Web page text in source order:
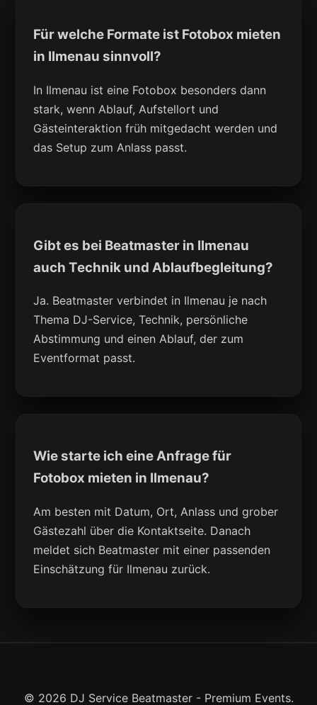
Für welche Formate ist Fotobox mieten
in Ilmenau sinnvoll?
In Ilmenau ist eine Fotobox besonders dann
stark, wenn Ablauf, Aufstellort und
Gästeinteraktion früh mitgedacht werden und
das Setup zum Anlass passt.
Gibt es bei Beatmaster in Ilmenau
auch Technik und Ablaufbegleitung?
Ja. Beatmaster verbindet in Ilmenau je nach
Thema DJ-Service, Technik, persönliche
Abstimmung und einen Ablauf, der zum
Eventformat passt.
Wie starte ich eine Anfrage für
Fotobox mieten in Ilmenau?
Am besten mit Datum, Ort, Anlass und grober
Gästezahl über die Kontaktseite. Danach
meldet sich Beatmaster mit einer passenden
Einschätzung für Ilmenau zurück.
© 2026 DJ Service Beatmaster - Premium Events.